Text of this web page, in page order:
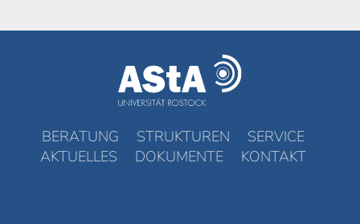
BERATUNG STRUKTUREN
SERVICE
AKTUELLES
DOKUMENTE KONTAKT